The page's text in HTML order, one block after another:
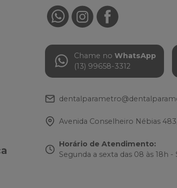
Chame no WhatsApp
(13) 99658-3312
Avenida Conselheiro Nébias
Horário de Atendimento:
Segunda a sexta das 08 às 18h -